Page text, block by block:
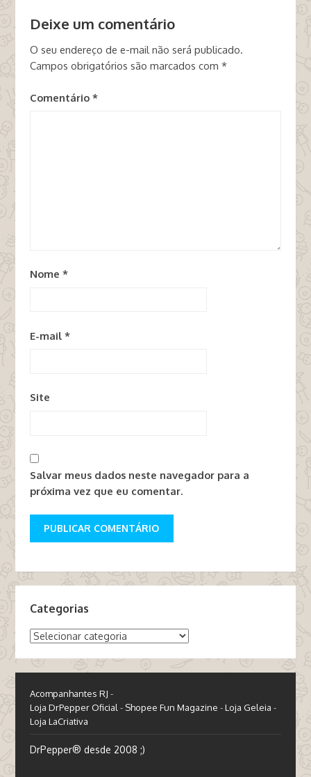
Deixe um comentário
O seu endereço de e-mail não será publicado.
Campos obrigatórios são marcados com *
Comentário *
Nome *
E-mail *
Site
Salvar meus dados neste navegador para a
próxima vez que eu comentar.
Categorias
Categorias
Acompanhantes RJ -
Loja DrPepper Oficial - Shopee Fun Magazine -Loja Geleia -
Loja LaCriativa
DrPepper® desde 2008 ;)